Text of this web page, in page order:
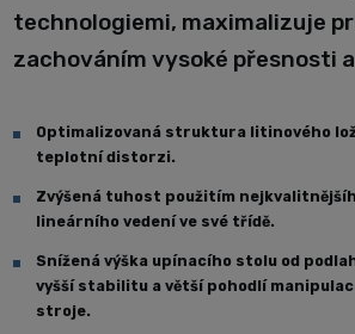
technologiemi, maximalizuje
zachováním vysoké přesnosti
Optimalizovaná struktura litinového
teplotní distorzi.
Zvýšená tuhost použitím
lineárního vedení ve své třídě.
Snížená výška upínacího stolu od
vyšší stabilitu a větší pohodlí
stroje.